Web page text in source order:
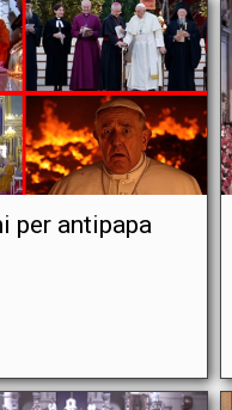
per antipapa